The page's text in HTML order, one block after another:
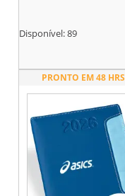
Disponível:89
PRONTO EM 48 HRS